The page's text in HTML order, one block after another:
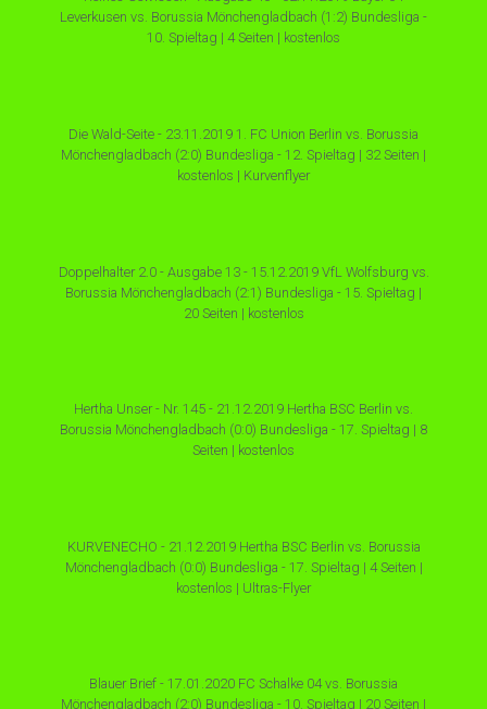
Leverkusen vs. Borussia Mönchengladbach (1:2) Bundesliga -
10. Spieltag | 4 Seiten | kostenlos
Die Wald-Seite - 23.11.2019 1. FC Union Berlin vs. Borussia
Mönchengladbach (2:0) Bundesliga - 12. Spieltag | 32 Seiten |
kostenlos | Kurvenflyer
Doppelhalter 2.0 - Ausgabe 13 - 15.12.2019 VfL Wolfsburg vs.
Borussia Mönchengladbach (2:1) Bundesliga - 15. Spieltag |
20 Seiten | kostenlos
Hertha Unser - Nr. 145 - 21.12.2019 Hertha BSC Berlin vs.
Borussia Mönchengladbach (0:0) Bundesliga - 17. Spieltag | 8
Seiten | kostenlos
KURVENECHO - 21.12.2019 Hertha BSC Berlin vs. Borussia
Mönchengladbach (0:0) Bundesliga - 17. Spieltag | 4 Seiten |
kostenlos | Ultras-Flyer
Blauer Brief - 17.01.2020 FC Schalke 04 vs. Borussia
Mönchengladbach (2:0) Bundesliga - 10. Spieltag | 20 Seiten |